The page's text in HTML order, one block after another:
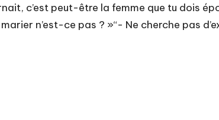
c’est peut-être la femme que tu dois
n’est-ce pas ? »“- Ne cherche pas